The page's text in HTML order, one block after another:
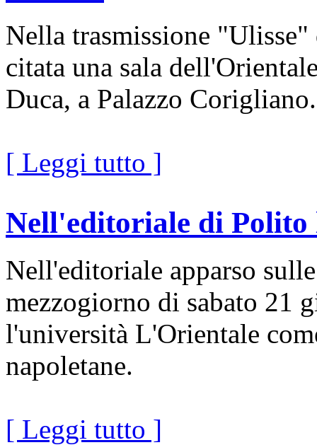
Nella trasmissione
citata una sala
Duca, a Palazzo Corigliano.
[ Leggi tutto ]
Nell'editoriale di Polito
Nell'editoriale apparso
mezzogiorno di sabato 21
l'università L'Orientale
napoletane.
[ Leggi tutto ]